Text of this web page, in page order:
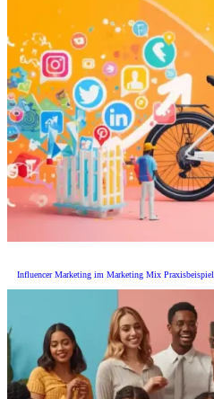
Influencer Marketing im Marketing Mix